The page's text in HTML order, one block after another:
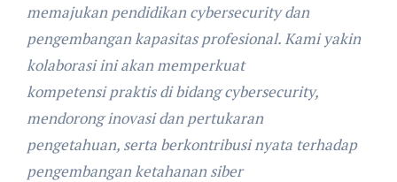
memajukan pendidikan cybersecurity dan
pengembangan kapasitas profesional. Kami yakin
kolaborasi ini akan memperkuat
kompetensi praktis di bidang cybersecurity,
mendorong inovasi dan pertukaran
pengetahuan, serta berkontribusi nyata terhadap
pengembangan ketahanan siber